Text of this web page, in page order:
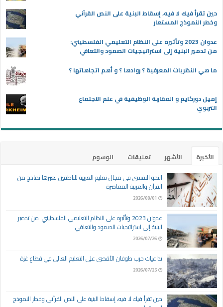
حين تقرأ فيك لا فيه، إسقاط البنية على النص القرآني
وخطر النموذج المستعار
عدوان 2023 وتأثيره على النظام التعليمي الفلسطيني:
من تدمير البنية إلى استراتيجيات الصمود والتعافي
ما هي النظريات المعرفية ؟ روادها ؟ و أهم اتجاهاتها ؟
إميل دوركايم و المقاربة الوظيفية في علم الاجتماع
التربوي
الأخيرة الأشهر تعليقات
الوسوم
النحو النفسي في مجال تعليم العربية للناطقين بغيرها نماذج من
القرآن والعربية المعاصرة
2026/08/01
عدوان 2023 وتأثيره على النظام التعليمي الفلسطيني: من تدمير
البنية إلى استراتيجيات الصمود والتعافي
2026/07/26
تداعيات حرب طوفان الأقصى على التعليم العالي في قطاع غزة
2026/07/25
حين تقرأ فيك لا فيه، إسقاط البنية على النص القرآني وخطر النموذج